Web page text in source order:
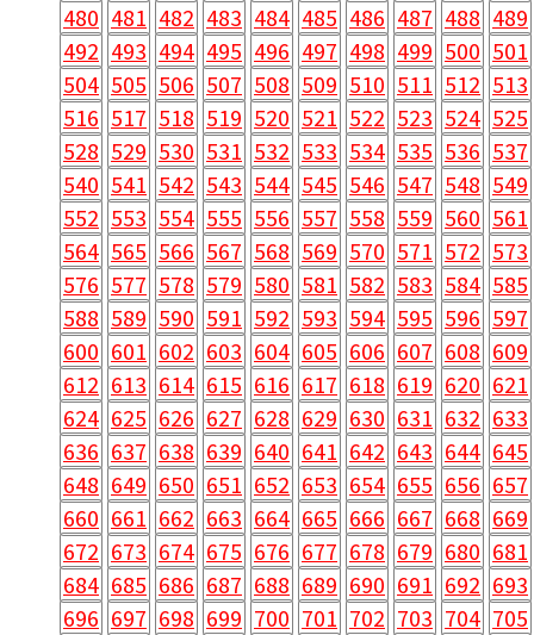
480 481 482 483 484 485 486 487 488 489
492 493 494 495 496 497 498 499 500 501
504 505 506 507 508 509 510 511 512 513
516 517 518 519 520 521 522 523 524 525
528 529 530 531 532 533 534 535 536 537
540 541 542 543 544 545 546 547 548 549
552 553 554 555 556 557 558 559 560 561
564 565 566 567 568 569 570 571 572 573
576 577 578 579 580 581 582 583 584 585
588 589 590 591 592 593 594 595 596 597
600 601 602 603 604 605 606 607 608 609
612 613 614 615 616 617 618 619 620 621
624 625 626 627 628 629 630 631 632 633
636 637 638 639 640 641 642 643 644 645
648 649 650 651 652 653 654 655 656 657
660 661 662 663 664 665 666 667 668 669
672 673 674 675 676 677 678 679 680 681
684 685 686 687 688 689 690 691 692 693
696 697 698 699 700 701 702 703 704 705